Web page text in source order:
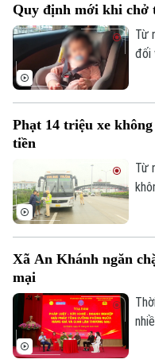
Chuyên mục
Thời sự
Quy định mới khi chở
Từ
đối
Phạt 14 triệu xe
tiền
Từ
là
Xã An Khánh ngăn
mại